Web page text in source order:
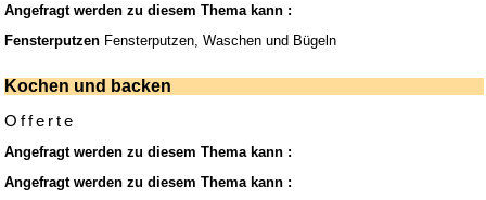
Angefragt werden zu diesem Thema kann :
Fensterputzen Fensterputzen, Waschen und Bügeln
Kochen und backen
Offerte
Angefragt werden zu diesem Thema kann :
Angefragt werden zu diesem Thema kann :